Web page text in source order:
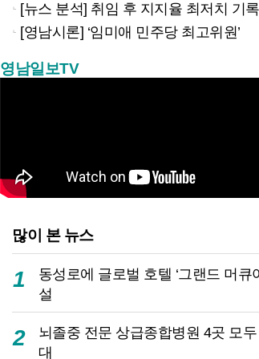
[뉴스 분석] 취임 후 지지율 최저치 기
[영남시론] ‘임미애 민주당 최고위원’
영남일보TV
많이 본 뉴스
1
동성로에 글로벌 호텔 ‘그랜드 머
설
2
뇌졸중 전문 상급종합병원 4곳 모
대